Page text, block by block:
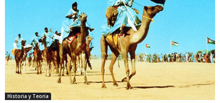
Historia y Teoria